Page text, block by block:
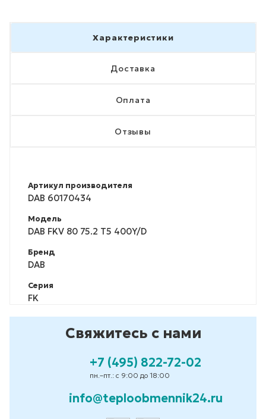
Характеристики
Доставка
Оплата
Отзывы
Артикул производителя
DAB 60170434
Модель
DAB FKV 80 75.2 T5 400Y/D
Бренд
DAB
Серия
FK
Свяжитесь с нами
+7 (495) 822-72-02
пн.–пт.: с 9:00 до 18:00
info@teploobmennik24.ru